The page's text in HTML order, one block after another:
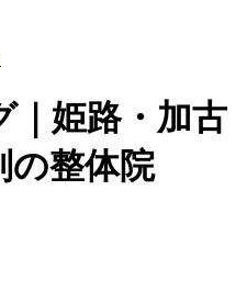
｜姫路・加古
の整体院